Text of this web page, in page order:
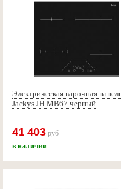
Электрическая варочная
Jackys JH MB67 черный
41 403 руб
в наличии